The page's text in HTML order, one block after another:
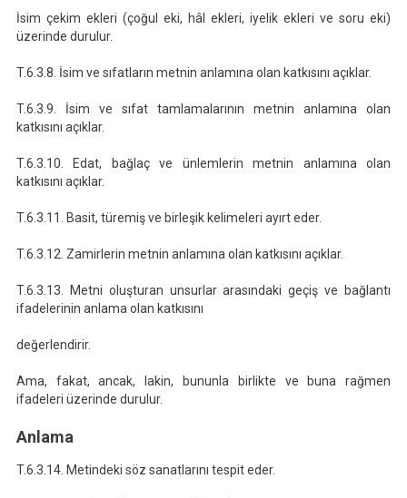
İsim çekim ekleri (çoğul eki, hâl ekleri, iyelik ekleri ve soru eki)
üzerinde durulur.
T.6.3.8. İsim ve sıfatların metnin anlamına olan katkısını açıklar.
T.6.3.9. İsim ve sıfat tamlamalarının metnin anlamına olan
katkısını açıklar.
T.6.3.10. Edat, bağlaç ve ünlemlerin metnin anlamına olan
katkısını açıklar.
T.6.3.11. Basit, türemiş ve birleşik kelimeleri ayırt eder.
T.6.3.12. Zamirlerin metnin anlamına olan katkısını açıklar.
T.6.3.13. Metni oluşturan unsurlar arasındaki geçiş ve bağlantı
ifadelerinin anlama olan katkısını
değerlendirir.
Ama, fakat, ancak, lakin, bununla birlikte ve buna rağmen
ifadeleri üzerinde durulur.
Anlama
T.6.3.14. Metindeki söz sanatlarını tespit eder.